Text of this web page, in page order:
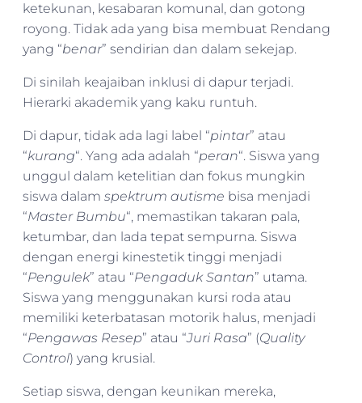
ketekunan, kesabaran komunal, dan gotong
royong. Tidak ada yang bisa membuat Rendang
yang “benar” sendirian dan dalam sekejap.
Di sinilah keajaiban inklusi di dapur terjadi.
Hierarki akademik yang kaku runtuh.
Di dapur, tidak ada lagi label “pintar” atau
“kurang“. Yang ada adalah “peran“. Siswa yang
unggul dalam ketelitian dan fokus mungkin
siswa dalam spektrum autisme bisa menjadi
“Master Bumbu“, memastikan takaran pala,
ketumbar, dan lada tepat sempurna. Siswa
dengan energi kinestetik tinggi menjadi
“Pengulek” atau “Pengaduk Santan” utama.
Siswa yang menggunakan kursi roda atau
memiliki keterbatasan motorik halus, menjadi
“Pengawas Resep” atau “Juri Rasa” (Quality
Control) yang krusial.
Setiap siswa, dengan keunikan mereka,